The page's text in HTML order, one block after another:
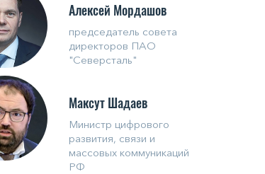
Алексей Мордашов
председатель совета
директоров ПАО
"Северсталь"
Максут Шадаев
Министр цифрового
развития, связи и
массовых коммуникаций
РФ